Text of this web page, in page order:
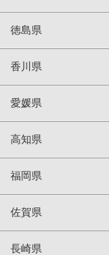
徳島県
香川県
愛媛県
高知県
福岡県
佐賀県
長崎県